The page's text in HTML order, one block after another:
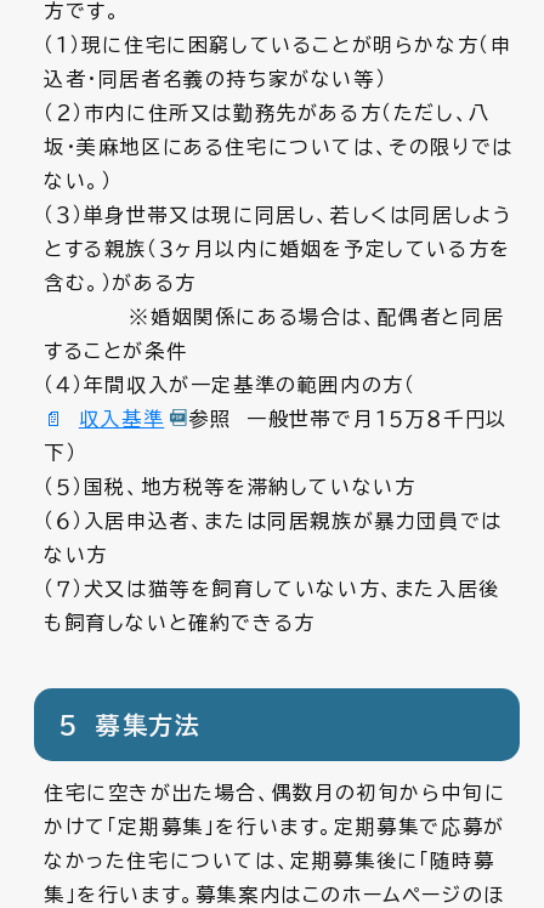
方です。
（１）現に住宅に困窮していることが明らかな方（申
込者・同居者名義の持ち家がない等）
（２）市内に住所又は勤務先がある方（ただし、八
坂・美麻地区にある住宅については、その限りでは
ない。）
（３）単身世帯又は現に同居し、若しくは同居しよう
とする親族（３ヶ月以内に婚姻を予定している方を
含む。）がある方
※婚姻関係にある場合は、配偶者と同居
することが条件
（４）年間収入が一定基準の範囲内の方（
収入基準
参照 一般世帯で月１５万８千円以
下）
（５）国税、地方税等を滞納していない方
（６）入居申込者、または同居親族が暴力団員では
ない方
（７）犬又は猫等を飼育していない方、また入居後
も飼育しないと確約できる方
５ 募集方法
住宅に空きが出た場合、偶数月の初旬から中旬に
かけて「定期募集」を行います。定期募集で応募が
なかった住宅については、定期募集後に「随時募
集」を行います。募集案内はこのホームページのほ